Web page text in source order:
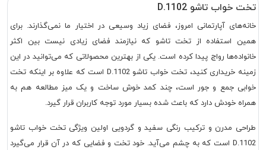
تخت خواب تاشو D.1102
خانه‌های آپارتمانی امروز، فضای زیاد وسیعی در اختیار ما نمی‌گذارند. برای
همین استفاده از تخت تاشو که نیازمند فضای زیادی نیست بین اکثر
خانواده‌ها رواج پیدا کرده است. یکی از بهترین محصولاتی که می‌توانید در این
زمینه خریداری کنید، تخت خواب تاشو D.1102 است که علاوه بر اینکه تخت
خوابی جمع و جور است، چند کمد خوش ساخت و یک میز مطالعه هم به
همراه خودش دارد که باعث شده بسیار مورد توجه کاربران قرار گیرد.
طراحی مدرن و ترکیب رنگی سفید و گردویی اولین ویژگی تخت خواب تاشو
D.1102 است که به چشم می‌آید. خود تخت و فضایی که در آن قرار می‌گیرد